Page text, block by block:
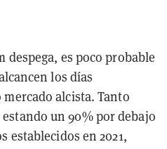
es poco probable
los días
alcista. Tanto
un 90% por debajo
establecidos en 2021,